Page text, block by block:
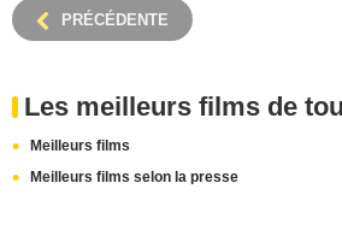
PRÉCÉDENTE
Les meilleurs films de
Meilleurs films
Meilleurs films selon la presse